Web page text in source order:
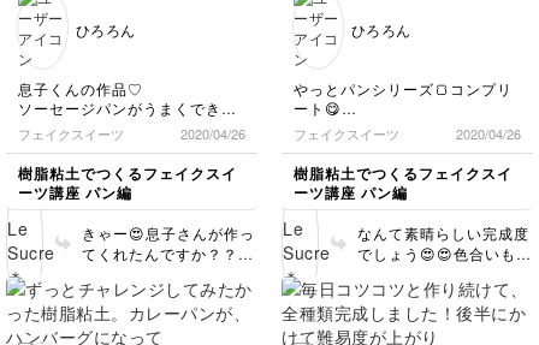
応も可愛い😍 ぜひぜひ
下さいね😊 素敵に仕上
げて下さってありがとう
ございました♫
一つ丁寧に仕上げられて
す👏👏👏 素敵なお写真
をありがとうございまし
くお願い致します✨💕
ひろろん
息子くんの作品♡
ソーセージパンがうまくできて
ました👏🏻😋
特にケチャップとマスタード頑
張ってました！
フェイクスイーツ 2020/04/26
樹脂粘土でつくるフェイクスイ
ーツ講座 パン編
きゃー😍息子さんが作っ
てくれたんですか？？
てしまいました😆💕とっ
てもとっても上手！感激
しました😭✨✨ たしか
ひろろん
やっとパンシリーズ🍞コンプリ
ート😋
フランスパンと食パンのアンバ
ランス感😂
そしてカンパーニュ作るための
茶色の粘土が足らなくてお手本
とは違うものに💦
しかもなかなかうまく出来ず何
度もやり直し😭
でも凄い勉強になりました😊✨
フェイクスイーツ 2020/04/26
樹脂粘土でつくるフェイクスイ
ーツ講座 パン編
なんて素晴らしい完成度
でしょう😍😍色合いも全
す！ カンパーニュも、
こういうプレーンの生地
のタイプもありますよね